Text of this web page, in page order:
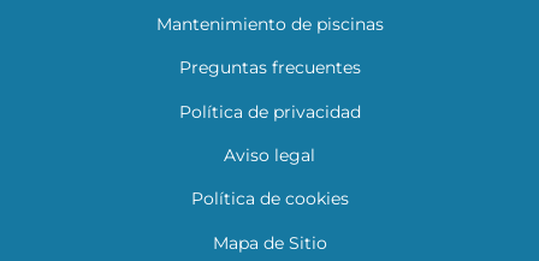
Mantenimiento de piscinas
Preguntas frecuentes
Política de privacidad
Aviso legal
Política de cookies
Mapa de Sitio